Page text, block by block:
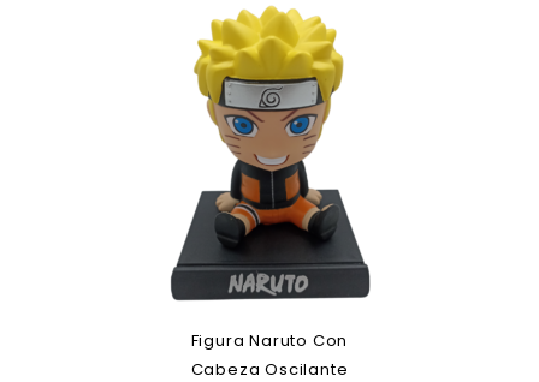
Figura Naruto Con
Cabeza Oscilante